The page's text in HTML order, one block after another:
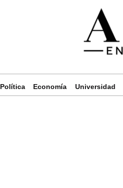
Política Economía Universidad